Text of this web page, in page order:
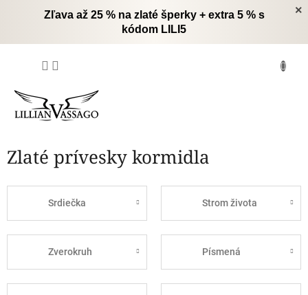
×
Zľava až 25 % na zlaté šperky + extra 5 % s
kódom LILI5
Zlaté prívesky kormidla
Srdiečka Strom života
Zverokruh Písmená